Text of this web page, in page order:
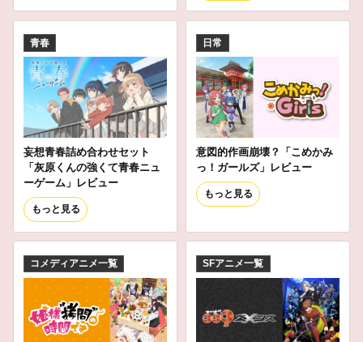
青春
妄想青春詰め合わせセット
「灰原くんの強くて青春ニュ
ーゲーム」レビュー
もっと見る
日常
意図的作画崩壊？「こめかみ
っ！ガールズ」レビュー
もっと見る
コメディアニメ一覧 SFアニメ一覧